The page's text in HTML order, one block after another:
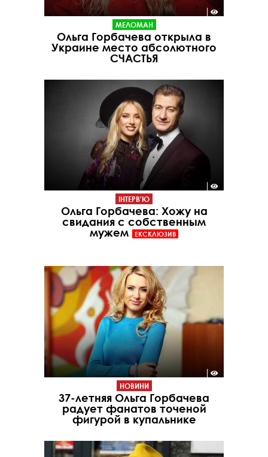
МЕЛОМАН
Ольга Горбачева открыла в
Украине место абсолютного
СЧАСТЬЯ
ІНТЕРВ'Ю
Ольга Горбачева: Хожу на
свидания с собственным
мужем
ЕКСКЛЮЗИВ
НОВИНИ
37-летняя Ольга Горбачева
радует фанатов точеной
фигурой в купальнике